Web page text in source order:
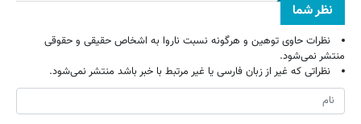
نظر شما
نظرات حاوی توهین و هرگونه نسبت ناروا به اشخاص حقیقی و حقوقی
منتشر نمی‌شود.
نظراتی که غیر از زبان فارسی یا غیر مرتبط با خبر باشد منتشر نمی‌شود.